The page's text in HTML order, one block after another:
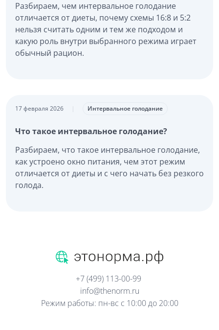
Разбираем, чем интервальное голодание
отличается от диеты, почему схемы 16:8 и 5:2
нельзя считать одним и тем же подходом и
какую роль внутри выбранного режима играет
обычный рацион.
17 февраля 2026 | Интервальное голодание
Что такое интервальное голодание?
Разбираем, что такое интервальное голодание,
как устроено окно питания, чем этот режим
отличается от диеты и с чего начать без резкого
голода.
+7 (499) 113-00-99
info@thenorm.ru
Режим работы: пн-вс с 10:00 до 20:00